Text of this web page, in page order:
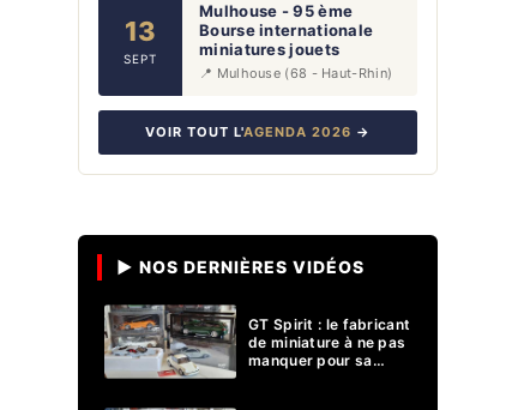
13
SEPT
Mulhouse - 95 ème
Bourse internationale
miniatures jouets
📍 Mulhouse (68 - Haut-Rhin)
VOIR TOUT L'AGENDA 2026 →
▶ NOS DERNIÈRES VIDÉOS
GT Spirit : le fabricant
de miniature à ne pas
manquer pour sa